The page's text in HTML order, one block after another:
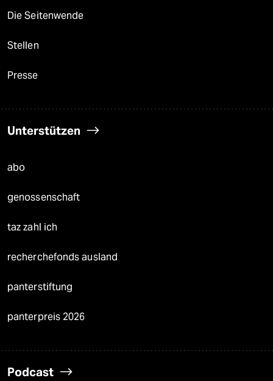
Die Seitenwende
Stellen
Presse
Unterstützen
abo
genossenschaft
taz zahl ich
recherchefonds ausland
panterstiftung
panterpreis 2026
Podcast